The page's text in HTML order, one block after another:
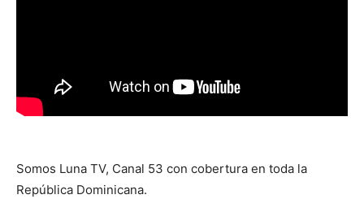
Somos Luna TV, Canal 53 con cobertura en toda la
República Dominicana.